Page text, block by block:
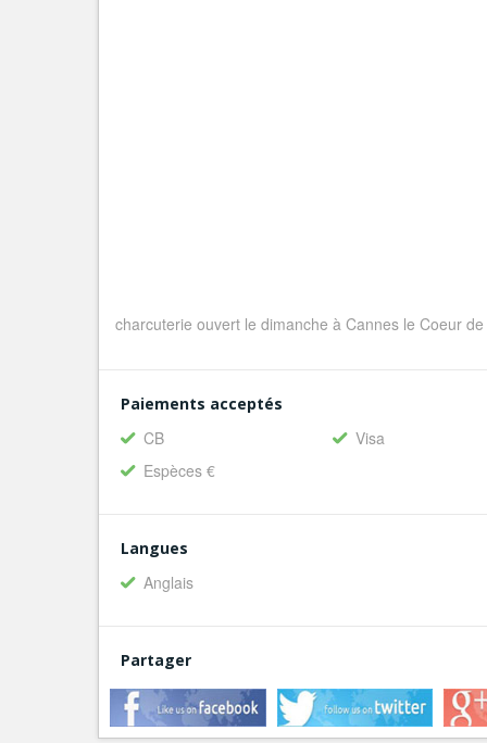
charcuterie ouvert le dimanche à Cannes le Coeur de
Paiements acceptés
CB
Visa
Espèces €
Langues
Anglais
Partager